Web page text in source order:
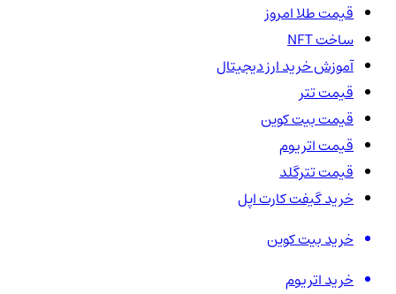
قیمت طلا امروز
ساخت NFT
آموزش خرید ارز دیجیتال
قیمت تتر
قیمت بیت کوین
قیمت اتریوم
قیمت تترگلد
خرید گیفت کارت اپل
خرید بیت کوین
خرید اتریوم